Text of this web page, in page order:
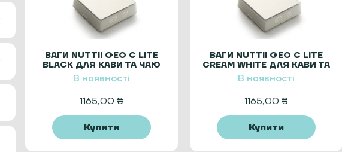
ВАГИ NUTTII GEO C LITE
BLACK ДЛЯ КАВИ ТА ЧАЮ
В наявності
1165,00 ₴
Купити
ВАГИ NUTTII GEO C LITE
CREAM WHITE ДЛЯ КАВИ ТА
ЧАЮ
В наявності
1165,00 ₴
Купити